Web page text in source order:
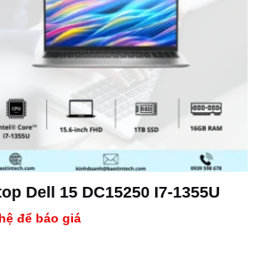
Dell 15 DC15250 I7-1355U
để báo giá